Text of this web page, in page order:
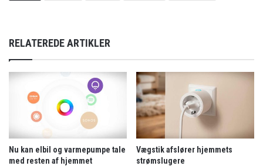
RELATEREDE ARTIKLER
Nu kan elbil og varmepumpe tale
med resten af hjemmet
Vægstik afslører hjemmets
strømslugere